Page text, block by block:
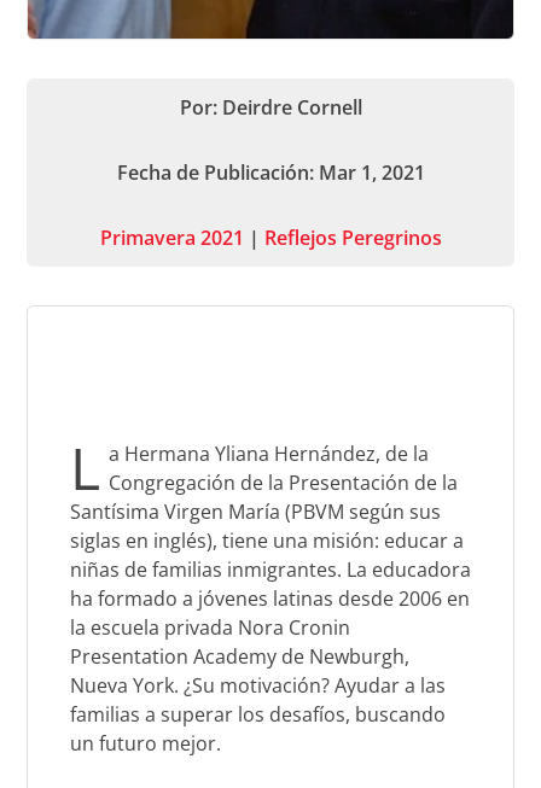
Por: Deirdre Cornell
Fecha de Publicación: Mar 1, 2021
Primavera 2021​ | Reflejos Peregrinos
L a Hermana Yliana Hernández, de la
Congregación de la Presentación de la
Santísima Virgen María (PBVM según sus
siglas en inglés), tiene una misión: educar a
niñas de familias inmigrantes. La educadora
ha formado a jóvenes latinas desde 2006 en
la escuela privada Nora Cronin
Presentation Academy de Newburgh,
Nueva York. ¿Su motivación? Ayudar a las
familias a superar los desafíos, buscando
un futuro mejor.